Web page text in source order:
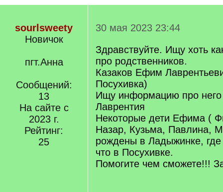
sourlsweety
Новичок
пгт.Анна
Сообщений:
13
На сайте с
2023 г.
Рейтинг:
25
30 мая 2023 23:44
Здравствуйте. Ищу хоть
про родственников.
Казаков Ефим
Посухивка)
Ищу информацию про него
Лаврентия
Некоторые дети Ефима (
Назар, Кузьма, Павлина,
рождены в Ладыжинке,
что в Посухивке.
Помогите чем сможете!!!